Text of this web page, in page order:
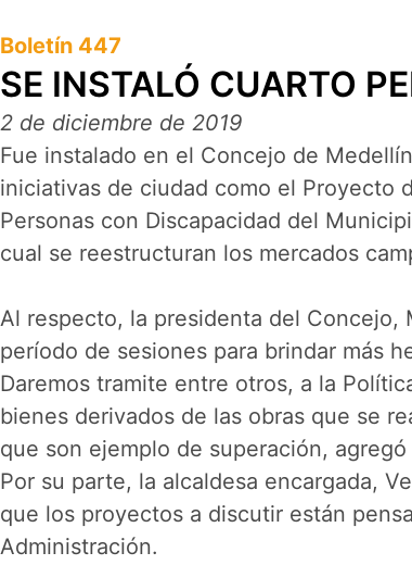
Boletín 447
SE INSTALÓ CUARTO
2 de diciembre de 2019
Fue instalado en el Concejo de
iniciativas de ciudad como el Proyecto
Personas con Discapacidad del
cual se reestructuran los mercados
Al respecto, la presidenta del Concejo,
período de sesiones para brindar más
Daremos tramite entre otros, a la
bienes derivados de las obras que se
que son ejemplo de superación,
Por su parte, la alcaldesa encargada,
que los proyectos a discutir están
Administración.